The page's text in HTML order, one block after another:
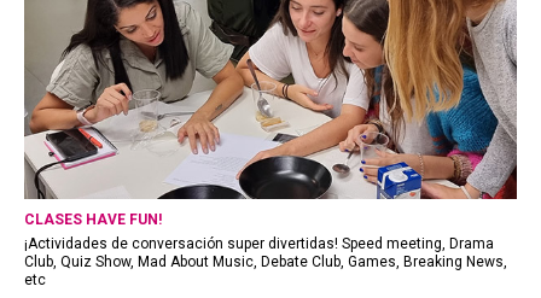
CLASES HAVE FUN!
¡Actividades de conversación super divertidas! Speed meeting, Drama
Club, Quiz Show, Mad About Music, Debate Club, Games, Breaking News,
etc